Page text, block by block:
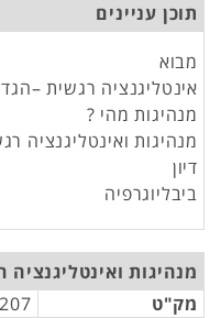
תוכן עניינים
מבוא
אינטליגנציה רגשית
מנהיגות מהי ?
מנהיגות ואינטליגנציה
דיון
ביבליוגרפיה
מנהיגות
מק"ט